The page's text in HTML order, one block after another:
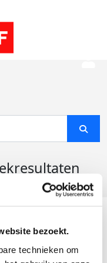
bezoekt.
technieken om